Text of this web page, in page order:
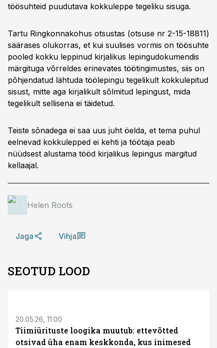
töösuhteid puudutava kokkuleppe tegeliku sisuga.
Tartu Ringkonnakohus otsustas (otsuse nr 2-15-18811)
säärases olukorras, et kui suulises vormis on töösuhte
pooled kokku leppinud kirjalikus lepingudokumendis
märgituga võrreldes erinevates töötingimustes, siis on
põhjendatud lähtuda töölepingu tegelikult kokkulepitud
sisust, mitte aga kirjalikult sõlmitud lepingust, mida
tegelikult sellisena ei täidetud.
Teiste sõnadega ei saa uus juht öelda, et tema puhul
eelnevad kokkulepped ei kehti ja töötaja peab
nüüdsest alustama tööd kirjalikus lepingus märgitud
kellaajal.
Helen Roots
Jaga Vihja
SEOTUD LOOD
20.05.26, 11:00
Tiimiürituste loogika muutub: ettevõtted
otsivad üha enam keskkonda, kus inimesed